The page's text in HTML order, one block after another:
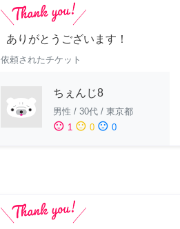
ありがとうございます！
依頼されたチケット
ちぇんじ8
男性 / 30代 / 東京都
sentiment_satisfied 1 sentiment_neutral 0 sentiment_dissatisfied 0